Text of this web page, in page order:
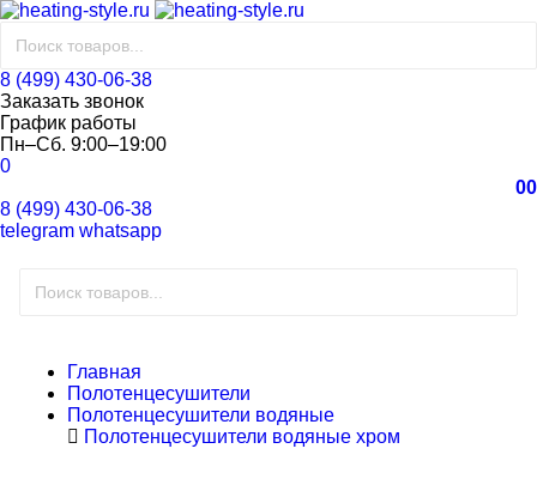
8 (499) 430-06-38
Заказать звонок
График работы
Пн–Сб. 9:00–19:00
0
00
8 (499) 430-06-38
telegram whatsapp
Главная
Полотенцесушители
Полотенцесушители водяные
Полотенцесушители водяные хром